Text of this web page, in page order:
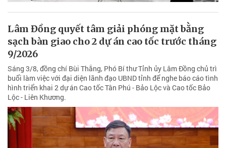
Lâm Đồng quyết tâm giải phóng mặt bằng
sạch bàn giao cho 2 dự án cao tốc trước tháng
9/2026
Sáng 3/8, đồng chí Bùi Thắng, Phó Bí thư Tỉnh ủy Lâm Đồng chủ trì
buổi làm việc với đại diện lãnh đạo UBND tỉnh để nghe báo cáo tình
hình triển khai 2 dự án Cao tốc Tân Phú - Bảo Lộc và Cao tốc Bảo
Lộc - Liên Khương.